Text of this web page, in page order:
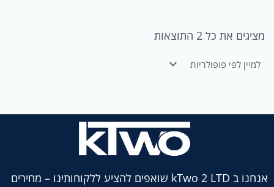
מציגים את כל ⁦2⁩ התוצאות
אנחנו ב kTwo 2 LTD שואפים להציע ללקוחותינו – מחירים